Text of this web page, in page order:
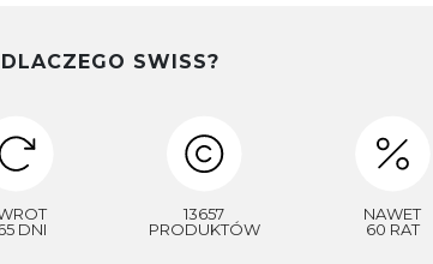
DLACZEGO SWISS?
DNI
13657
PRODUKTÓW
NAWET
60 RAT